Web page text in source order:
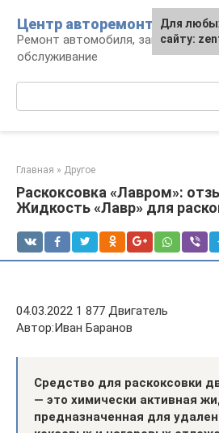
контенту
Центр авторемонта
Ремонт автомобиля, запчасти и
обслуживание
Главная » Другое
Раскоксовка «Лавром»:
Жидкость «Лавр» для
04.03.2022 1 877 Двигатель
Автор:Иван Баранов
Средство для раскоксовки
— это химически активная
предназначенная для
Для
сайту: